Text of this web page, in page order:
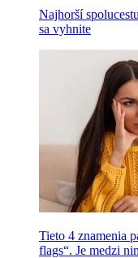
Najhorší
sa vyhnite
Tieto 4 znamenia
flags“. Je medzi